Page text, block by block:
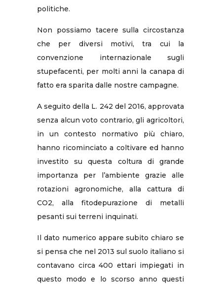
politiche.
Non possiamo tacere sulla circostanza
che per diversi motivi, tra cui la
convenzione internazionale sugli
stupefacenti, per molti anni la canapa di
fatto era sparita dalle nostre campagne.
A seguito della L. 242 del 2016, approvata
senza alcun voto contrario, gli agricoltori,
in un contesto normativo più chiaro,
hanno ricominciato a coltivare ed hanno
investito su questa coltura di grande
importanza per l’ambiente grazie alle
rotazioni agronomiche, alla cattura di
CO2, alla fitodepurazione di metalli
pesanti sui terreni inquinati.
Il dato numerico appare subito chiaro se
si pensa che nel 2013 sul suolo italiano si
contavano circa 400 ettari impiegati in
questo modo e lo scorso anno questi